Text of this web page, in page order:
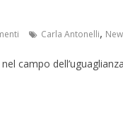
Carla Antonelli,
campo